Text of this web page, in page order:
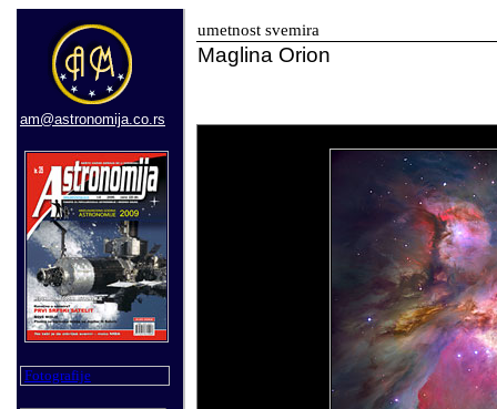
am@astronomija.co.rs
Fotografije
umetnost svemira
Maglina Orion